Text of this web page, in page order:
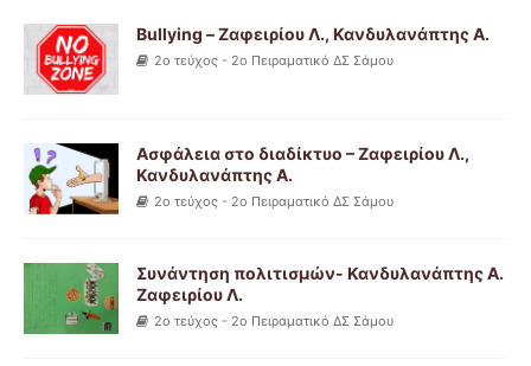
Bullying – Ζαφειρίου Λ., Κανδυλανάπτης Α.
2ο τεύχος - 2ο Πειραματικό ΔΣ Σάμου
Ασφάλεια στο διαδίκτυο – Ζαφειρίου Λ.,
Κανδυλανάπτης Α.
2ο τεύχος - 2ο Πειραματικό ΔΣ Σάμου
Συνάντηση πολιτισμών- Κανδυλανάπτης Α.
Ζαφειρίου Λ.
2ο τεύχος - 2ο Πειραματικό ΔΣ Σάμου